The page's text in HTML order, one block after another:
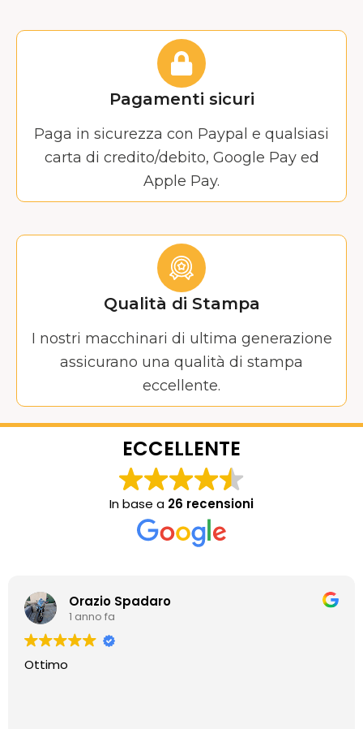
Pagamenti sicuri
Paga in sicurezza con Paypal e qualsiasi
carta di credito/debito, Google Pay ed
Apple Pay.
Qualità di Stampa
I nostri macchinari di ultima generazione
assicurano una qualità di stampa
eccellente.
ECCELLENTE
In base a 26 recensioni
Orazio Spadaro
1 anno fa
Ottimo